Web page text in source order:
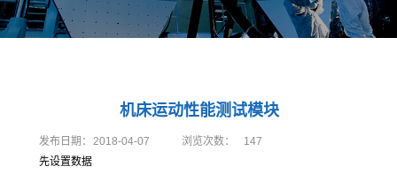
机床运动性能测试模块
发布日期： 2018-04-07 浏览次数：
147
先设置数据